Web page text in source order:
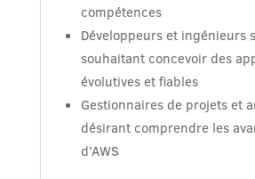
compétences
Développeurs et ingénieurs
souhaitant concevoir des
évolutives et fiables
Gestionnaires de projets et
désirant comprendre les
d’AWS